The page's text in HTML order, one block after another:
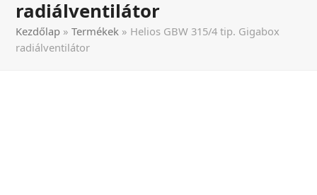
radiálventilátor
Kezdőlap »Termékek » Helios GBW 315/4 tip. Gigabox
radiálventilátor